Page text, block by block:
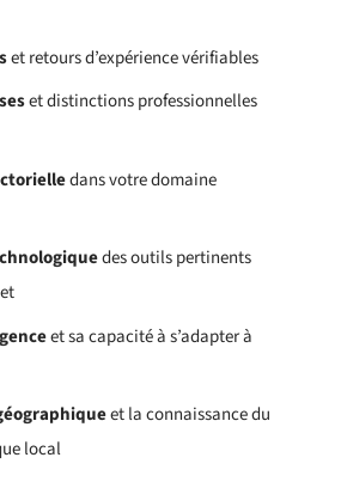
et retours d’expérience vérifiables
et distinctions professionnelles
dans votre domaine
des outils pertinents
et sa capacité à s’adapter à
et la connaissance du
local